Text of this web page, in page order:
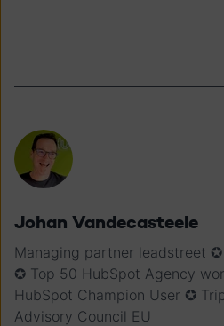
Johan Vandecasteele
Managing partner leadstreet
✪ Top 50 HubSpot Agency
HubSpot Champion User ✪
Advisory Council EU